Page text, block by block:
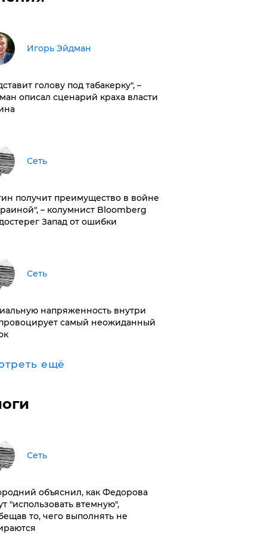
Игорь Эйдман
голову под табакерку", –
описал сценарий краха власти
Сеть
получит преимущество в войне
– колумнист Bloomberg
Запад от ошибки
Сеть
напряженность внутри
самый неожиданный
ещё
Сеть
объяснил, как Федорова
"использовать втемную",
то, чего выполнять не